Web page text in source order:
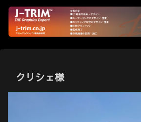
クリシェ様